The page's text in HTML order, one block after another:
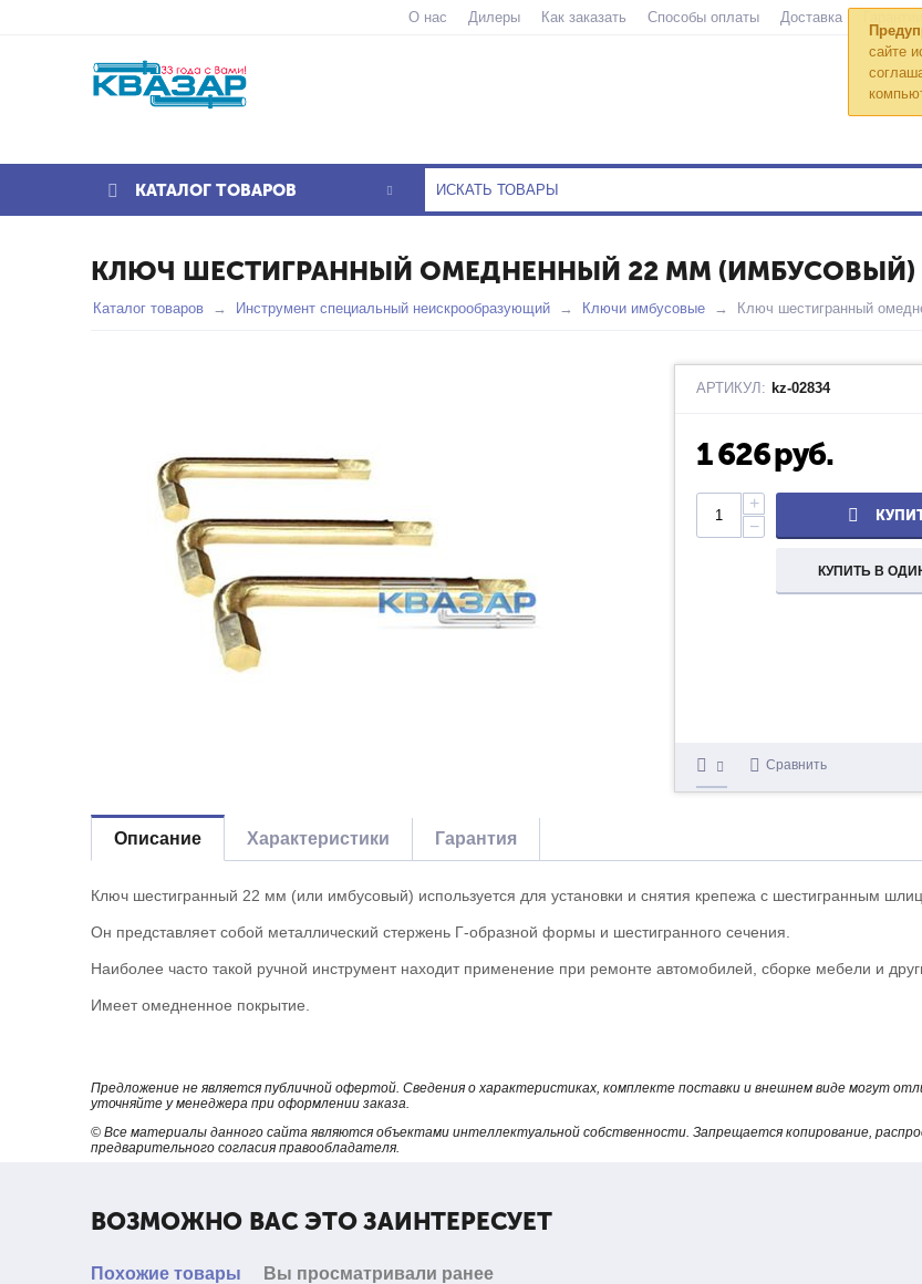
сайте
О нас Дилеры Как заказать Способы оплаты Доставка
КАТАЛОГ ТОВАРОВ
КЛЮЧ ШЕСТИГРАННЫЙ ОМЕДНЕННЫЙ 22 ММ (ИМБУСОВЫЙ)
Каталог товаров Инструмент специальный неискрообразующий Ключи имбусовые Ключ шестигранный
АРТИКУЛ: kz-02834
1 626руб.
+
−
КУПИТЬ В
Сравнить
Описание Характеристики Гарантия
Ключ шестигранный 22 мм (или имбусовый) используется для установки и снятия крепежа с шестигранным
Он представляет собой металлический стержень Г-образной формы и шестигранного сечения.
Наиболее часто такой ручной инструмент находит применение при ремонте автомобилей, сборке мебели и
Имеет омедненное покрытие.
Предложение не является публичной офертой. Сведения о характеристиках, комплекте поставки и внешнем виде могут
уточняйте у менеджера при оформлении заказа.
© Все материалы данного сайта являются объектами интеллектуальной собственности. Запрещается копирование,
предварительного согласия правообладателя.
ВОЗМОЖНО ВАС ЭТО ЗАИНТЕРЕСУЕТ
Похожие товары Вы просматривали ранее